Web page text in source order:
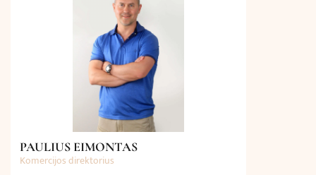
PAULIUS EIMONTAS
Komercijos direktorius